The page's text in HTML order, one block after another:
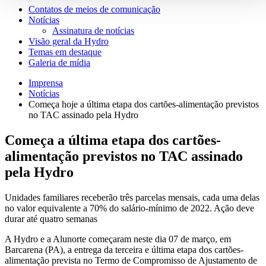
Contatos de meios de comunicação
Notícias
Assinatura de notícias
Visão geral da Hydro
Temas em destaque
Galeria de mídia
Imprensa
Notícias
Começa hoje a última etapa dos cartões-alimentação previstos
no TAC assinado pela Hydro
Começa a última etapa dos cartões-
alimentação previstos no TAC assinado
pela Hydro
Unidades familiares receberão três parcelas mensais, cada uma delas
no valor equivalente a 70% do salário-mínimo de 2022. Ação deve
durar até quatro semanas
A Hydro e a Alunorte começaram neste dia 07 de março, em
Barcarena (PA), a entrega da terceira e última etapa dos cartões-
alimentação prevista no Termo de Compromisso de Ajustamento de